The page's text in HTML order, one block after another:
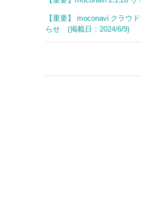
【重要】 moconavi クラウ
らせ (掲載日：2024/6/9)